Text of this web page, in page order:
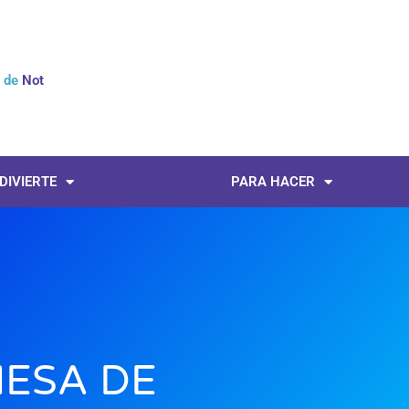
de Noticias
PARA HACER
DE